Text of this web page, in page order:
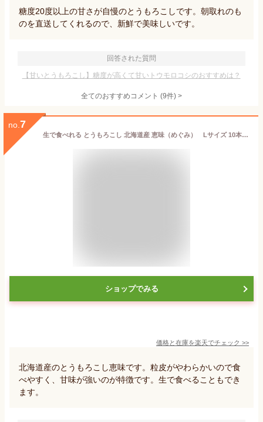
糖度20度以上の甘さが自慢のとうもろこしです。朝取れのも
のを直送してくれるので、新鮮で美味しいです。
回答された質問
【甘いとうもろこし】糖度が高くて甘いトウモロコシのおすすめは？
全てのおすすめコメント (9件) >
no. 7
生で食べれる とうもろこし 北海道産 恵味（めぐみ） Lサイズ 10本入り 産地 美瑛・富良野・深川（産地は選べません。）
ショップでみる
価格と在庫を楽天でチェック >>
北海道産のとうもろこし恵味です。粒皮がやわらかいので食
べやすく、甘味が強いのが特徴です。生で食べることもでき
ます。